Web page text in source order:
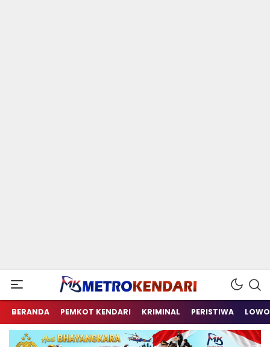
metrokendari
Berita Terkini Sulawesi Tenggara
BERANDA PEMKOT KENDARI KRIMINAL PERISTIWA